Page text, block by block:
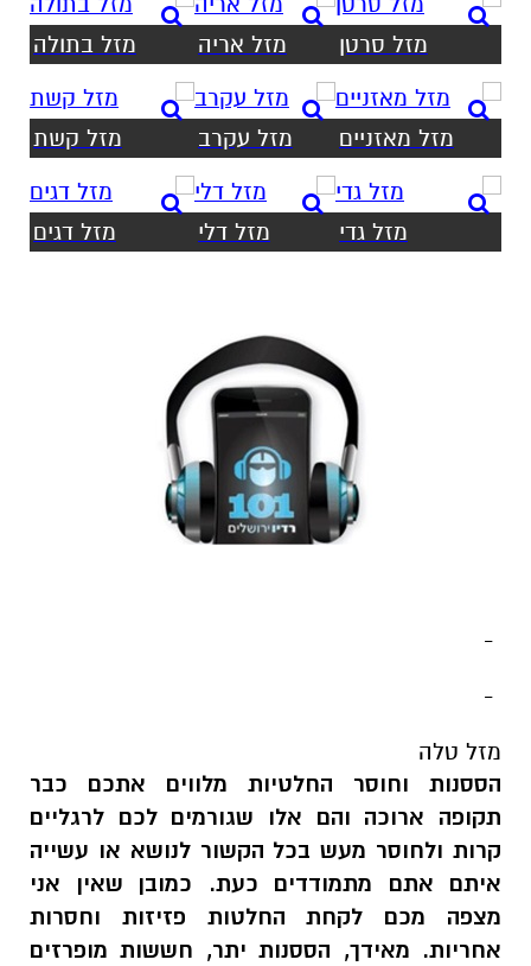
מזל סרטן מזל אריה מזל בתולה
מזל מאזניים מזל עקרב מזל קשת
מזל גדי מזל דלי מזל דגים
-
-
מזל טלה
הססנות וחוסר החלטיות מלווים אתכם כבר
תקופה ארוכה והם אלו שגורמים לכם לרגליים
קרות ולחוסר מעש בכל הקשור לנושא או עשייה
איתם אתם מתמודדים כעת. כמובן שאין אני
מצפה מכם לקחת החלטות פזיזות וחסרות
אחריות. מאידך, הססנות יתר, חששות מופרזים